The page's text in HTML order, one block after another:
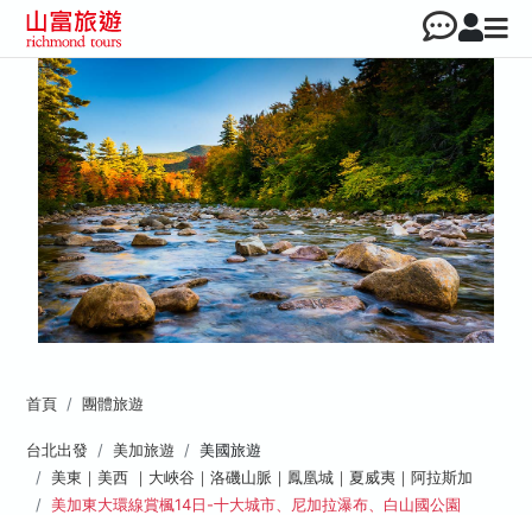
首頁 團體旅遊
台北出發 美加旅遊
美國旅遊
美東｜美西 ｜大峽谷｜洛磯山脈｜鳳凰城｜夏威夷｜阿拉斯加
美加東大環線賞楓14日-十大城市、尼加拉瀑布、白山國公園